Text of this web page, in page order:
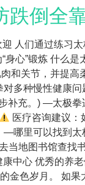
倒全
人们通过练习
身心”锻炼 什么
和关节，并提高
多种慢性健康问
补充。) —太极
医疗咨询建议：
—哪里可以找到
当地图书馆查找
中心 优秀的养
金色岁月。 如果